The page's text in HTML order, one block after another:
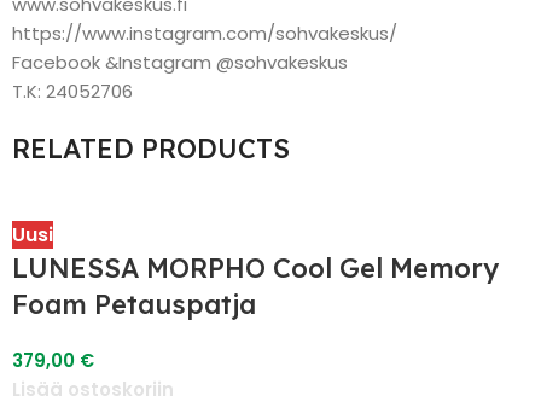
https://www.instagram.com/sohvakeskus/
Facebook &Instagram @sohvakeskus
T.K: 24052706
RELATED PRODUCTS
Uusi
LUNESSA MORPHO Cool Gel Memory
Foam Petauspatja
379,00 €
Lisää ostoskoriin